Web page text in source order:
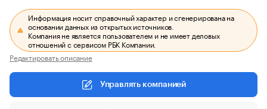
Информация носит справочный характер и сгенерирована на
основании данных из открытых источников.
Компания не является пользователем и не имеет деловых
отношений с сервисом РБК Компании.
Редактировать описание
Управлять компанией